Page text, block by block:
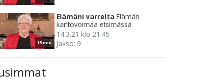
15 min
Elämäni varrelta Elämän
kantovoimaa etsimässä
14.3.21 klo 21.45
Jakso: 9